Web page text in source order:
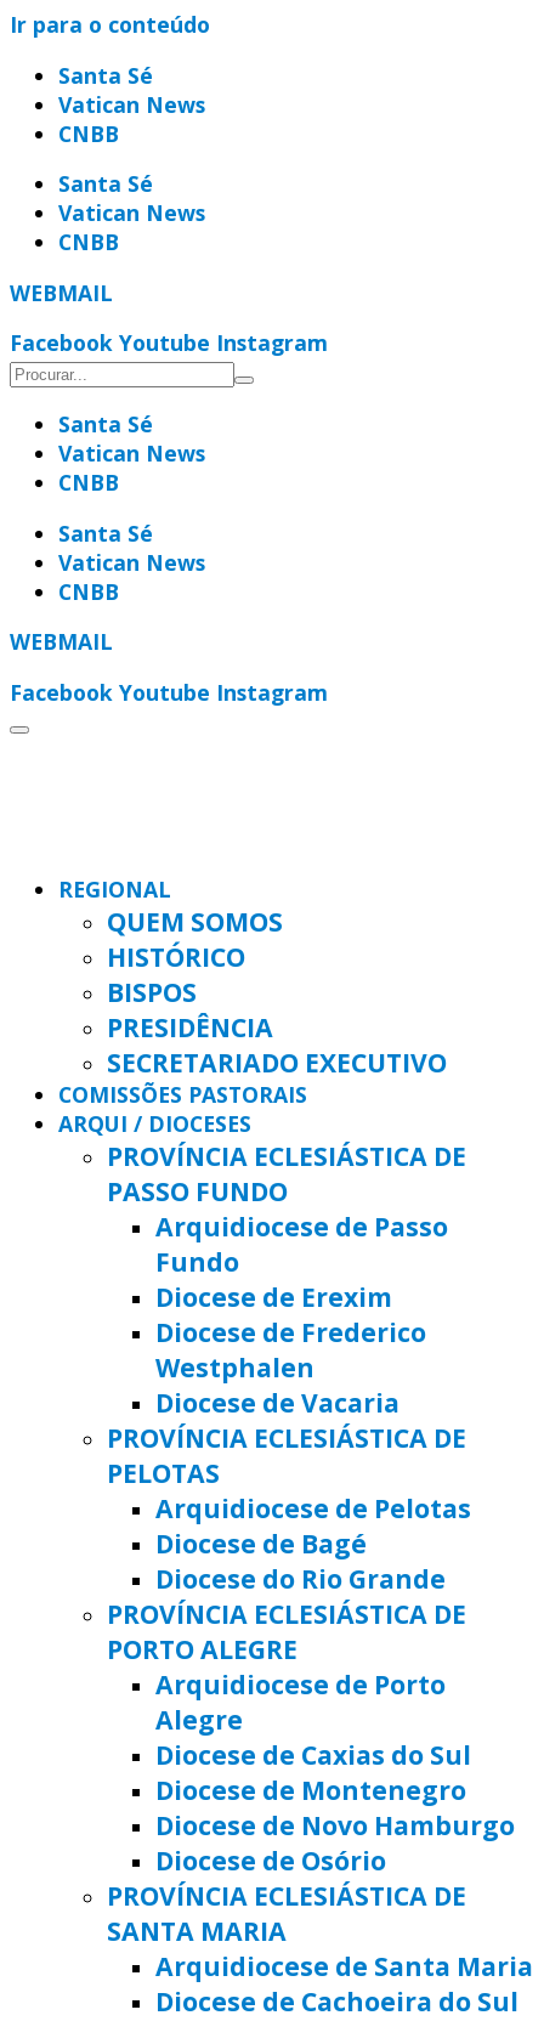
Ir para o conteúdo
Santa Sé
Vatican News
CNBB
Santa Sé
Vatican News
CNBB
WEBMAIL
Facebook Youtube Instagram
Santa Sé
Vatican News
CNBB
Santa Sé
Vatican News
CNBB
WEBMAIL
Facebook Youtube Instagram
REGIONAL
QUEM SOMOS
HISTÓRICO
BISPOS
PRESIDÊNCIA
SECRETARIADO EXECUTIVO
COMISSÕES PASTORAIS
ARQUI / DIOCESES
PROVÍNCIA ECLESIÁSTICA DE
PASSO FUNDO
Arquidiocese de Passo
Fundo
Diocese de Erexim
Diocese de Frederico
Westphalen
Diocese de Vacaria
PROVÍNCIA ECLESIÁSTICA DE
PELOTAS
Arquidiocese de Pelotas
Diocese de Bagé
Diocese do Rio Grande
PROVÍNCIA ECLESIÁSTICA DE
PORTO ALEGRE
Arquidiocese de Porto
Alegre
Diocese de Caxias do Sul
Diocese de Montenegro
Diocese de Novo Hamburgo
Diocese de Osório
PROVÍNCIA ECLESIÁSTICA DE
SANTA MARIA
Arquidiocese de Santa Maria
Diocese de Cachoeira do Sul